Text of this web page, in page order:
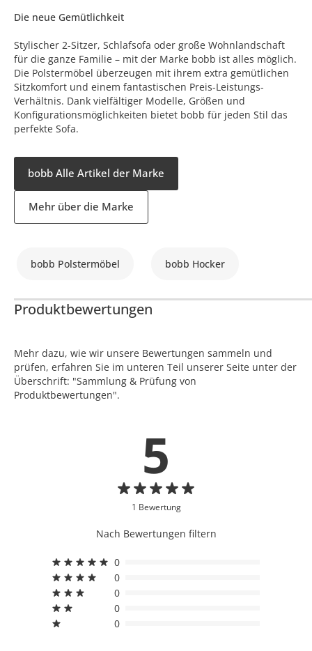
Die neue Gemütlichkeit
Stylischer 2-Sitzer, Schlafsofa oder große Wohnlandschaft
für die ganze Familie – mit der Marke bobb ist alles möglich.
Die Polstermöbel überzeugen mit ihrem extra gemütlichen
Sitzkomfort und einem fantastischen Preis-Leistungs-
Verhältnis. Dank vielfältiger Modelle, Größen und
Konfigurationsmöglichkeiten bietet bobb für jeden Stil das
perfekte Sofa.
bobb Alle Artikel der Marke
Mehr über die Marke
bobb Polstermöbel bobb Hocker
Produktbewertungen
Mehr dazu, wie wir unsere Bewertungen sammeln und
prüfen, erfahren Sie im unteren Teil unserer Seite unter der
Überschrift: "Sammlung & Prüfung von
Produktbewertungen".
5
1 Bewertung
Nach Bewertungen filtern
0
0
0
0
0